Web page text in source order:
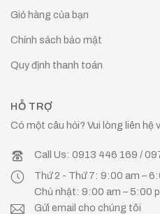
Giỏ hàng của bạn
Chính sách bảo mật
Quy định thanh toán
HỖ TRỢ
Có một câu hỏi? Vui lòng liên hệ
Call Us: 0913 446 169 /
Thứ 2 - Thứ 7: 9:00 am –
Chủ nhật: 9:00 am – 5:00
Gửi email cho chúng tôi